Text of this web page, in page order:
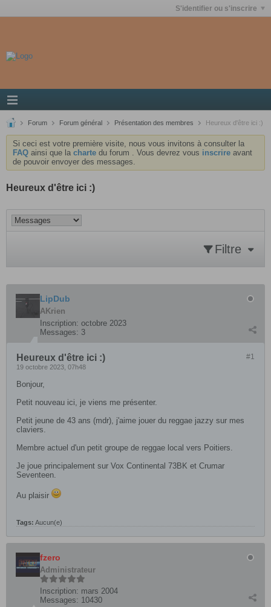
S'identifier ou s'inscrire
Forum Forum général Présentation des membres Heureux d'être ici :)
Si ceci est votre première visite, nous vous invitons à consulter la
FAQ ainsi que la charte du forum . Vous devrez vous inscrire avant
de pouvoir envoyer des messages.
Heureux d'être ici :)
Filtre
LipDub
AKrien
Inscription: octobre 2023
Messages: 3
#1
Heureux d'être ici :)
19 octobre 2023, 07h48
Bonjour,
Petit nouveau ici, je viens me présenter.
Petit jeune de 43 ans (mdr), j'aime jouer du reggae jazzy sur mes
claviers.
Membre actuel d'un petit groupe de reggae local vers Poitiers.
Je joue principalement sur Vox Continental 73BK et Crumar
Seventeen.
Au plaisir
Tags: Aucun(e)
fzero
Administrateur
Inscription: mars 2004
Messages: 10430